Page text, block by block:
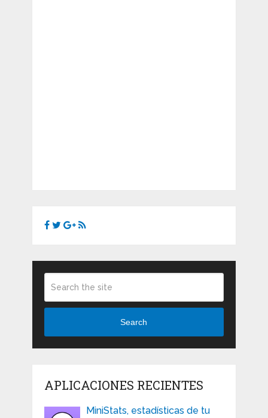
Search
APLICACIONES RECIENTES
MiniStats, estadísticas de tu